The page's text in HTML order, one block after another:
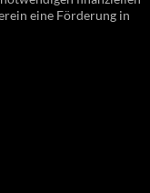
eine Förderung in